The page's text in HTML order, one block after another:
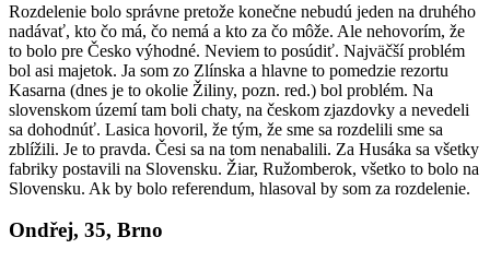
Rozdelenie bolo správne pretože konečne nebudú jeden na druhého
nadávať, kto čo má, čo nemá a kto za čo môže. Ale nehovorím, že
to bolo pre Česko výhodné. Neviem to posúdiť. Najväčší problém
bol asi majetok. Ja som zo Zlínska a hlavne to pomedzie rezortu
Kasarna (dnes je to okolie Žiliny, pozn. red.) bol problém. Na
slovenskom území tam boli chaty, na českom zjazdovky a nevedeli
sa dohodnúť. Lasica hovoril, že tým, že sme sa rozdelili sme sa
zblížili. Je to pravda. Česi sa na tom nenabalili. Za Husáka sa všetky
fabriky postavili na Slovensku. Žiar, Ružomberok, všetko to bolo na
Slovensku. Ak by bolo referendum, hlasoval by som za rozdelenie.
Ondřej, 35, Brno